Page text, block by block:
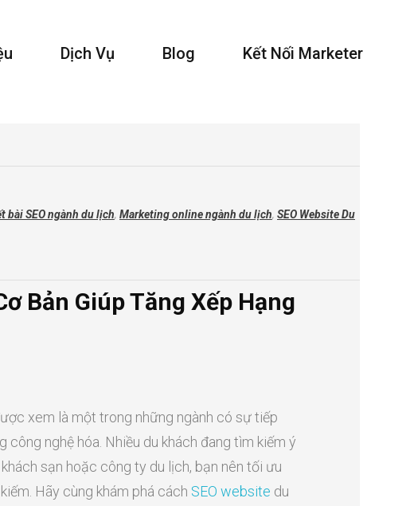
Dịch Vụ Blog Kết Nối Marketer
Bản Giúp Tăng Xếp Hạng
xem là một trong những ngành có sự tiếp
nghệ hóa. Nhiều du khách đang tìm kiếm ý
sạn hoặc công ty du lịch, bạn nên tối ưu
Hãy cùng khám phá cách SEO website du
bài SEO ngành du lịch, Marketing online ngành du lịch, SEO Website Du